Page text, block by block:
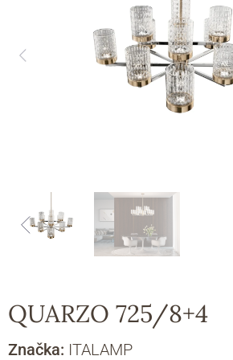
QUARZO 725/8+4
Značka: ITALAMP